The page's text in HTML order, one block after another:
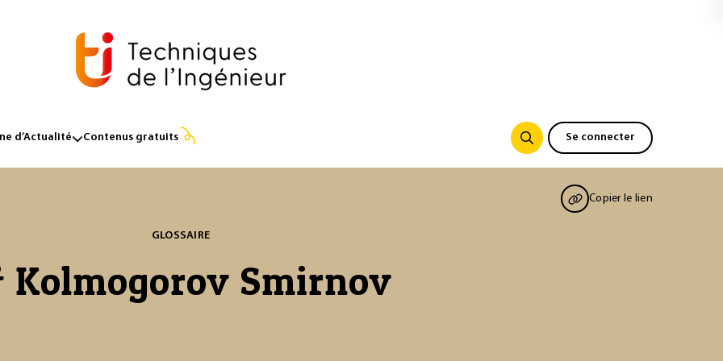
d’Actualité Contenus gratuits Se connecter
Copier le lien
GLOSSAIRE
Smirnov